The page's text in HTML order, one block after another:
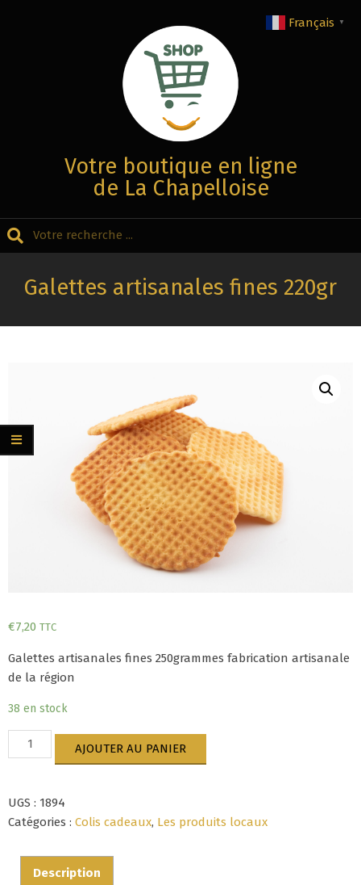
Votre boutique en ligne
de La Chapelloise
Secondaire
Galettes artisanales fines 220gr
€7,20 TTC
Galettes artisanales fines 250grammes fabrication artisanale
de la région
38 en stock
quantité
de
fines
220gr
AJOUTER AU PANIER
UGS : 1894
Catégories : Colis cadeaux, Les produits locaux
Description
Français ▼